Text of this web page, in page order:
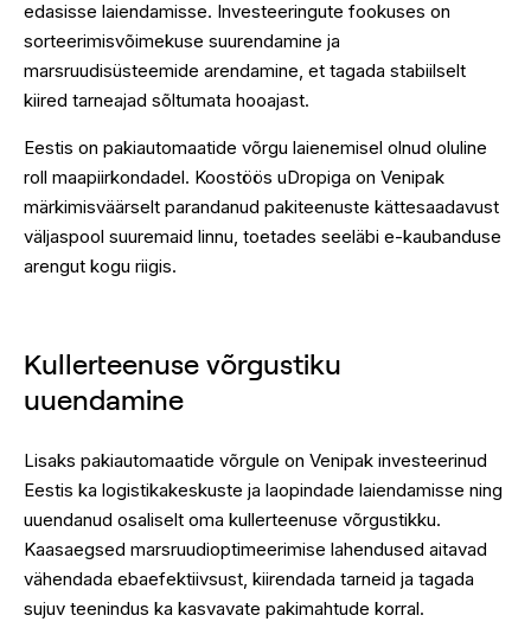
edasisse laiendamisse. Investeeringute fookuses on
sorteerimisvõimekuse suurendamine ja
marsruudisüsteemide arendamine, et tagada stabiilselt
kiired tarneajad sõltumata hooajast.
Eestis on pakiautomaatide võrgu laienemisel olnud oluline
roll maapiirkondadel. Koostöös uDropiga on Venipak
märkimisväärselt parandanud pakiteenuste kättesaadavust
väljaspool suuremaid linnu, toetades seeläbi e-kaubanduse
arengut kogu riigis.
Kullerteenuse võrgustiku
uuendamine
Lisaks pakiautomaatide võrgule on Venipak investeerinud
Eestis ka logistikakeskuste ja laopindade laiendamisse ning
uuendanud osaliselt oma kullerteenuse võrgustikku.
Kaasaegsed marsruudioptimeerimise lahendused aitavad
vähendada ebaefektiivsust, kiirendada tarneid ja tagada
sujuv teenindus ka kasvavate pakimahtude korral.